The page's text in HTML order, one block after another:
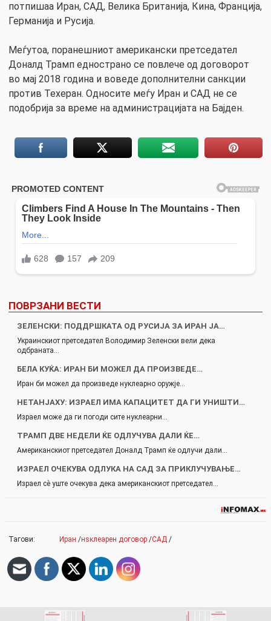
потпишаа Иран, САД, Велика Британија, Кина, Франција,
Германија и Русија.
Меѓутоа, поранешниот американски претседател
Доналд Трамп еднострано се повлече од договорот
во мај 2018 година и воведе дополнителни санкции
против Техеран. Односите меѓу Иран и САД не се
подобрија за време на администрацијата на Бајден.
ПОВРЗАНИ ВЕСТИ
ЗЕЛЕНСКИ: ПОДДРШКАТА ОД РУСИЈА ЗА ИРАН ЈА…
Украинскиот претседател Володимир Зеленски вели дека
одбраната…
БЕЛА КУЌА: ИРАН БИ МОЖЕЛ ДА ПРОИЗВЕДЕ…
Иран би можел да произведе нуклеарно оружје…
НЕТАНЈАХУ: ИЗРАЕЛ ИМА КАПАЦИТЕТ ДА ГИ УНИШТИ…
Израел може да ги погоди сите нуклеарни…
ТРАМП ДВЕ НЕДЕЛИ ЌЕ ОДЛУЧУВА ДАЛИ ЌЕ…
Американскиот претседател Доналд Трамп ќе одлучи дали…
ИЗРАЕЛ ОЧЕКУВА ОДЛУКА НА САД ЗА ПРИКЛУЧУВАЊЕ…
Израел сè уште очекува дека американскиот претседател…
Тагови: Иран /нѕклеарен договор /САД /